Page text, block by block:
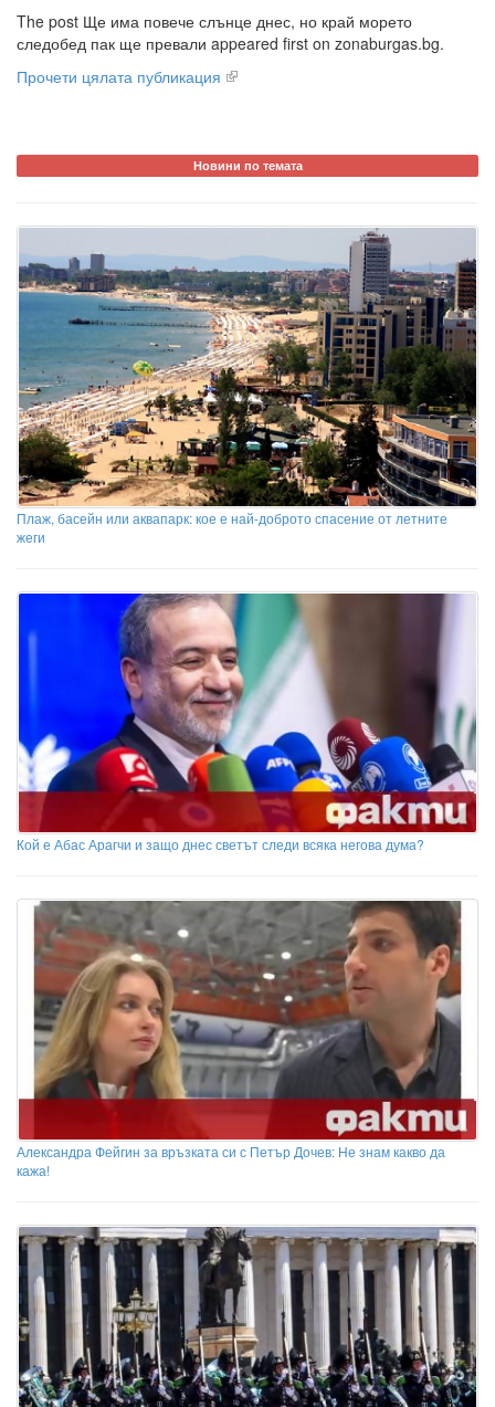
The post Ще има повече слънце днес, но край морето
следобед пак ще превали appeared first on zonaburgas.bg.
Прочети цялата публикация
Новини по темата
Плаж, басейн или аквапарк: кое е най-доброто спасение от летните
жеги
Кой е Абас Арагчи и защо днес светът следи всяка негова дума?
Александра Фейгин за връзката си с Петър Дочев: Не знам какво да
кажа!